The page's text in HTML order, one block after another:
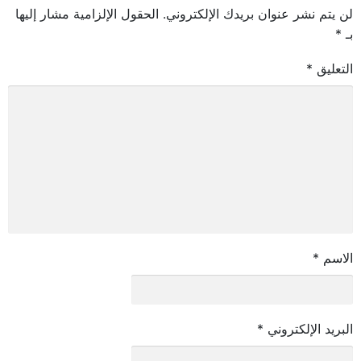
لن يتم نشر عنوان بريدك الإلكتروني. الحقول الإلزامية مشار إليها
بـ *
التعليق *
الاسم *
البريد الإلكتروني *